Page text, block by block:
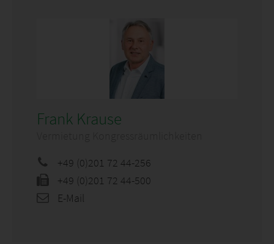
Frank Krause
+49 (0)201 72 44-256
+49 (0)201 72 44-500
E-Mail